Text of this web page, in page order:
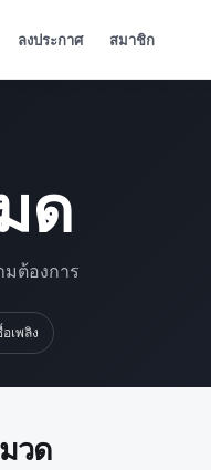
ลงประกาศ สมาชิก
ด
ต้องการ
อเพลิง
วด